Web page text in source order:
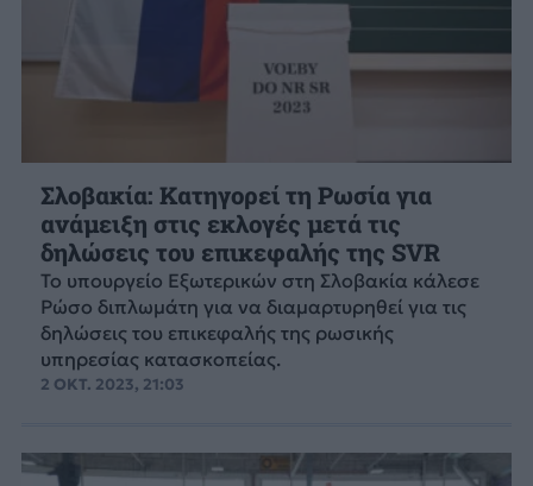
Σλοβακία: Κατηγορεί τη Ρωσία για
ανάμειξη στις εκλογές μετά τις
δηλώσεις του επικεφαλής της SVR
Το υπουργείο Εξωτερικών στη Σλοβακία κάλεσε
Ρώσο διπλωμάτη για να διαμαρτυρηθεί για τις
δηλώσεις του επικεφαλής της ρωσικής
υπηρεσίας κατασκοπείας.
2 ΟΚΤ. 2023, 21:03